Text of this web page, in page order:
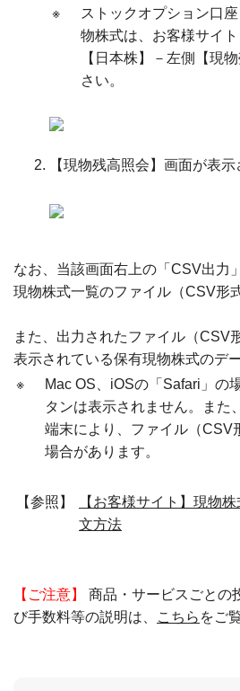
※
ストックオプション口
物株式は、お客様サイト
【日本株】－左側【現
さい。
【現物残高照会】画面が表示
なお、当該画面右上の「CSV出力
現物株式一覧のファイル（CSV形
また、出力されたファイル（CSV
表示されている保有現物株式のデ
※
Mac OS、iOSの「Safari」の
タンは表示されません。また
端末により、ファイル（CSV
場合があります。
【参照】
【お客様サイト】現物
文方法
【ご注意】
商品・サービスごとの
び手数料等の説明は、
こちら をご